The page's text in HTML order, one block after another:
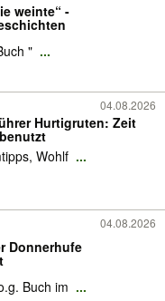
weinte“ -
" ...
04.08.2026
Hurtigruten: Zeit
Wohlf ...
04.08.2026
Donnerhufe
Buch im ...